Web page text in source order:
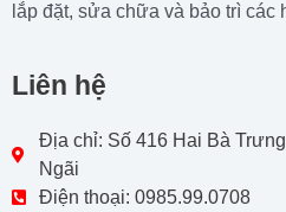
lắp đặt, sửa chữa và bảo trì các
Liên hệ
Địa chỉ: Số 416 Hai Bà
Ngãi
Điện thoại: 0985.99.0708